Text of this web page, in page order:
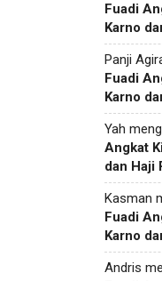
Fuadi
Karno
Panji
Fuadi
Karno
Yah
Angkat
dan Haji
Kasman
Fuadi
Karno
Andris